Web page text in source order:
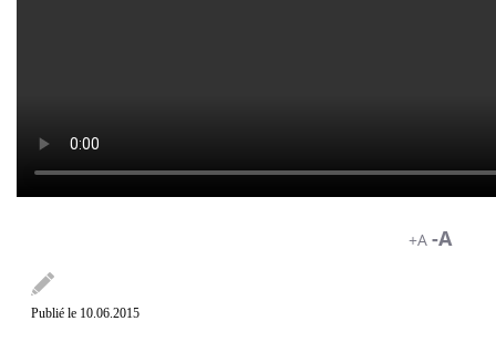
+A -A
Publié le 10.06.2015